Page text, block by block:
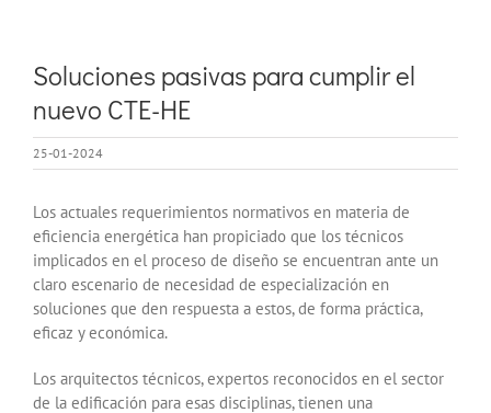
Soluciones pasivas para cumplir el
nuevo CTE-HE
25-01-2024
Los actuales requerimientos normativos en materia de
eficiencia energética han propiciado que los técnicos
implicados en el proceso de diseño se encuentran ante un
claro escenario de necesidad de especialización en
soluciones que den respuesta a estos, de forma práctica,
eficaz y económica.
Los arquitectos técnicos, expertos reconocidos en el sector
de la edificación para esas disciplinas, tienen una